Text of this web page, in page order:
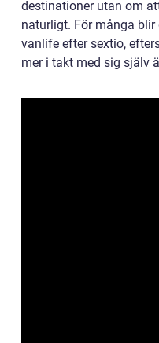
destinationer utan om
naturligt. För många
vanlife efter sextio,
mer i takt med sig själv